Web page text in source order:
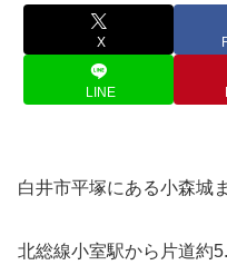
X
LINE
白井市平塚にある小森城
北総線小室駅から片道約